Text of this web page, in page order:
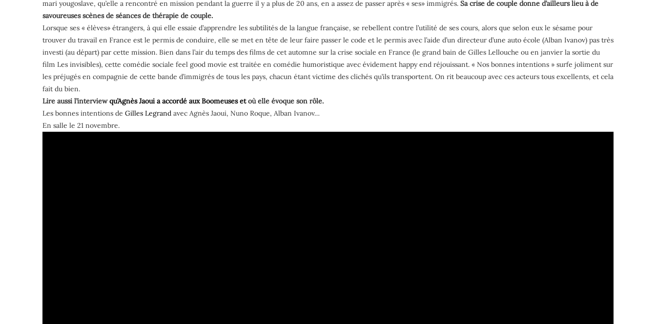
mari yougoslave, qu’elle a rencontré en mission pendant la guerre il y a plus de 20 ans, en a assez de passer après « ses» immigrés. Sa crise de couple donne d’ailleurs lieu à de
savoureuses scènes de séances de thérapie de couple.
Lorsque ses « élèves» étrangers, à qui elle essaie d’apprendre les subtilités de la langue française, se rebellent contre l’utilité de ses cours, alors que selon eux le sésame pour
trouver du travail en France est le permis de conduire, elle se met en tête de leur faire passer le code et le permis avec l’aide d’un directeur d’une auto école (Alban Ivanov) pas très
investi (au départ) par cette mission. Bien dans l’air du temps des films de cet automne sur la crise sociale en France (le grand bain de Gilles Lellouche ou en janvier la sortie du
film Les invisibles), cette comédie sociale feel good movie est traitée en comédie humoristique avec évidement happy end réjouissant. « Nos bonnes intentions » surfe joliment sur
les préjugés en compagnie de cette bande d’immigrés de tous les pays, chacun étant victime des clichés qu’ils transportent. On rit beaucoup avec ces acteurs tous excellents, et cela
fait du bien.
Lire aussi l’interviewqu’Agnès Jaoui a accordé aux Boomeuses etoù elle évoque son rôle.
Les bonnes intentions de Gilles Legrand avec Agnès Jaoui, Nuno Roque, Alban Ivanov…
En salle le 21 novembre.